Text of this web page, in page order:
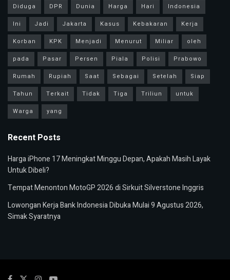
Diduga
DPR Dunia Harga Hari
Indonesia
Ini
Jadi Jakarta Kasus Kebakaran
Kerja
Korban
KPK Menjadi Menurut Miliar
oleh
pada
Pasar Persen Piala Polisi
Prabowo
Rumah
Rupiah Saat Sebagai Setelah
Siap
Tahun
Terkait Tidak Tiga Triliun
untuk
Warga
yang
Recent Posts
Harga iPhone 17 Meningkat Minggu Depan, Apakah Masih Layak
Untuk Dibeli?
Tempat Menonton MotoGP 2026 di Sirkuit Silverstone Inggris
Lowongan Kerja Bank Indonesia Dibuka Mulai 9 Agustus 2026,
Simak Syaratnya